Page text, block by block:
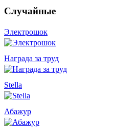
Случайные
Электрошок
Награда за труд
Stella
Абажур